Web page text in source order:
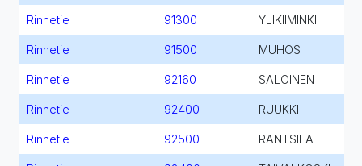
Rinnetie 91300 YLIKIIMINKI
Rinnetie 91500 MUHOS
Rinnetie 92160 SALOINEN
Rinnetie 92400 RUUKKI
Rinnetie 92500 RANTSILA